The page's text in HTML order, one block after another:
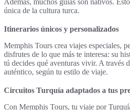
Además, muchos guías son nativos.
única de la cultura turca.
Itinerarios únicos y personalizados
Memphis Tours crea viajes especiales,
disfrutes de lo que más te interesa: su
tú decides qué aventuras vivir. A través
auténtico, según tu estilo de viaje.
Circuitos Turquía adaptados a tus
Con Memphis Tours, tu viaje por